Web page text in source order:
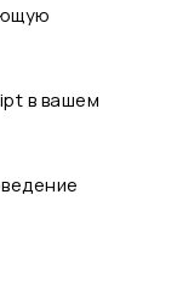
в вашем